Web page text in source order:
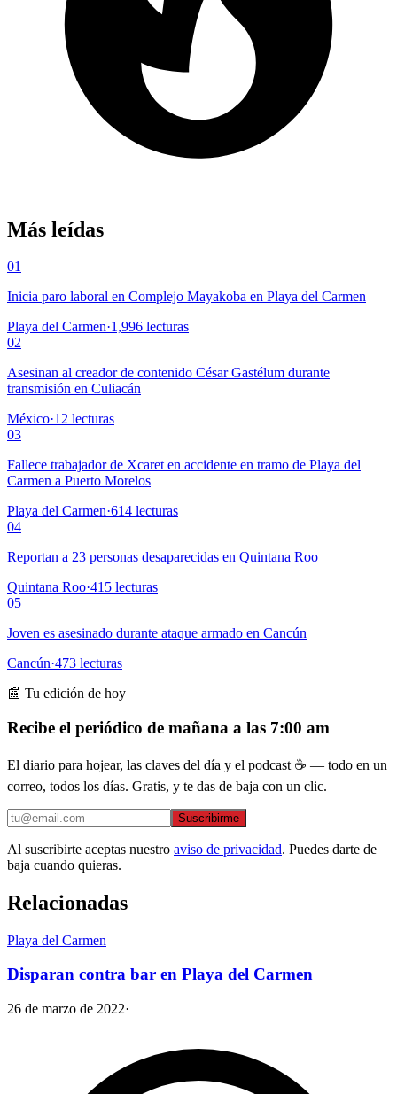
Más leídas
01
Inicia paro laboral en Complejo Mayakoba en Playa del Carmen
Playa del Carmen·1,996 lecturas
02
Asesinan al creador de contenido César Gastélum durante
transmisión en Culiacán
México·12 lecturas
03
Fallece trabajador de Xcaret en accidente en tramo de Playa del
Carmen a Puerto Morelos
Playa del Carmen·614 lecturas
04
Reportan a 23 personas desaparecidas en Quintana Roo
Quintana Roo·415 lecturas
05
Joven es asesinado durante ataque armado en Cancún
Cancún·473 lecturas
📰 Tu edición de hoy
Recibe el periódico de mañana a las 7:00 am
El diario para hojear, las claves del día y el podcast ☕ — todo en un
correo, todos los días. Gratis, y te das de baja con un clic.
Suscribirme
Al suscribirte aceptas nuestro aviso de privacidad. Puedes darte de
baja cuando quieras.
Relacionadas
Playa del Carmen
Disparan contra bar en Playa del Carmen
26 de marzo de 2022·